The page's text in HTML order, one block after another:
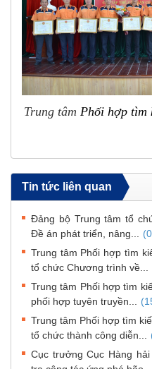
Trung tâm Phối hợp tìm
Tin tức liên quan
Đảng bộ Trung tâm tổ
Đề án phát triển, nâng...
Trung tâm Phối hợp tìm
tổ chức Chương trình về...
Trung tâm Phối hợp tìm
phối hợp tuyên truyền...
Trung tâm Phối hợp tìm
tổ chức thành công diễn...
Cục trưởng Cục Hàng